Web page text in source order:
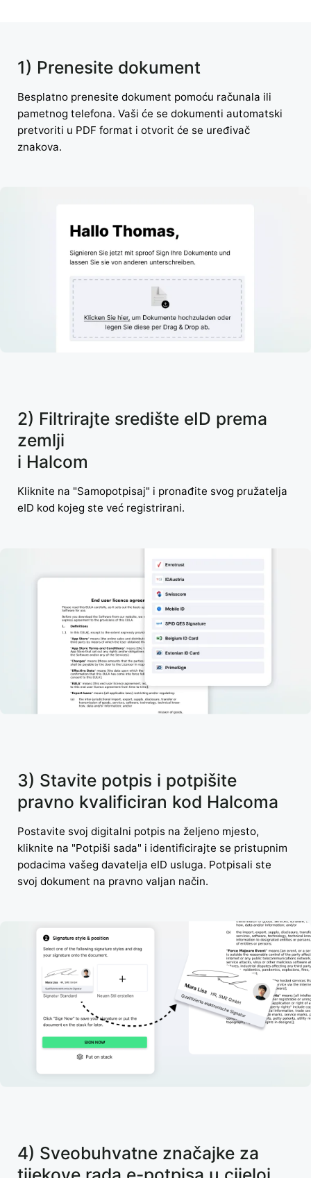
1) Prenesite dokument
Besplatno prenesite dokument pomoću računala ili
pametnog telefona. Vaši će se dokumenti automatski
pretvoriti u PDF format i otvorit će se uređivač
znakova.
2) Filtrirajte središte eID prema
zemlji
i Halcom
Kliknite na "Samopotpisaj" i pronađite svog pružatelja
eID kod kojeg ste već registrirani.
3) Stavite potpis i potpišite
pravno kvalificiran kod Halcoma
Postavite svoj digitalni potpis na željeno mjesto,
kliknite na "Potpiši sada" i identificirajte se pristupnim
podacima vašeg davatelja eID usluga. Potpisali ste
svoj dokument na pravno valjan način.
4) Sveobuhvatne značajke za